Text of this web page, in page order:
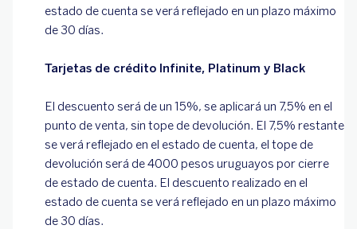
estado de cuenta se verá reflejado en un plazo máximo
de 30 días.
Tarjetas de crédito Infinite, Platinum y Black
El descuento será de un 15%, se aplicará un 7,5% en el
punto de venta, sin tope de devolución. El 7,5% restante
se verá reflejado en el estado de cuenta, el tope de
devolución será de 4000 pesos uruguayos por cierre
de estado de cuenta. El descuento realizado en el
estado de cuenta se verá reflejado en un plazo máximo
de 30 días.